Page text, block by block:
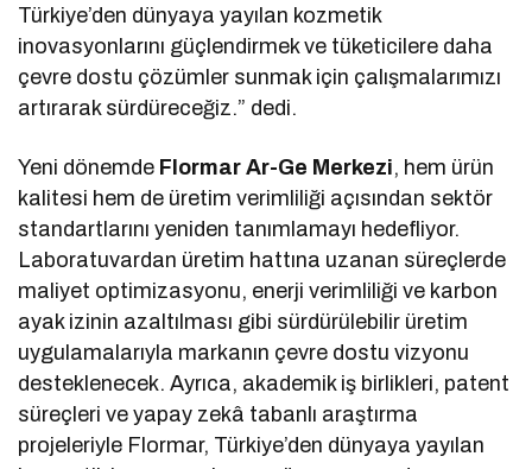
Türkiye’den dünyaya yayılan kozmetik
inovasyonlarını güçlendirmek ve tüketicilere daha
çevre dostu çözümler sunmak için çalışmalarımızı
artırarak sürdüreceğiz.” dedi.
Yeni dönemde Flormar Ar-Ge Merkezi, hem ürün
kalitesi hem de üretim verimliliği açısından sektör
standartlarını yeniden tanımlamayı hedefliyor.
Laboratuvardan üretim hattına uzanan süreçlerde
maliyet optimizasyonu, enerji verimliliği ve karbon
ayak izinin azaltılması gibi sürdürülebilir üretim
uygulamalarıyla markanın çevre dostu vizyonu
desteklenecek. Ayrıca, akademik iş birlikleri, patent
süreçleri ve yapay zekâ tabanlı araştırma
projeleriyle Flormar, Türkiye’den dünyaya yayılan